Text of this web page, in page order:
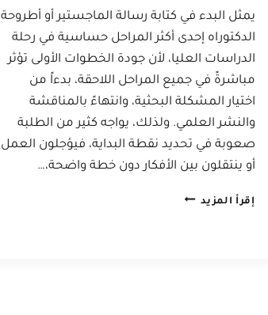
يمثل البدء في كتابة رسالة الماجستير أو أطروحة
الدكتوراه إحدى أكثر المراحل حساسية في رحلة
الدراسات العليا، لأن جودة الخطوات الأولى تؤثر
مباشرةً في جميع المراحل اللاحقة، بدءاً من
اختيار المشكلة البحثية، وانتهاءً بالمناقشة
والنشر العلمي. ولذلك، يواجه كثير من الطلبة
صعوبة في تحديد نقطة البداية، فيؤجلون العمل
أو ينتقلون بين الأفكار دون خطة واضحة،…
إقرأ المزيد كيف